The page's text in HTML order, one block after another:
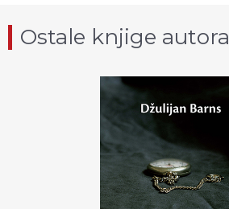
Ostale knjige autora